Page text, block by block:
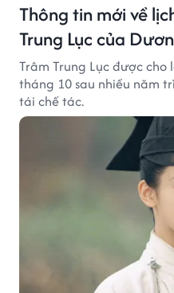
Thông tin mới về
Trung Lục của
Trâm Trung Lục được cho
tháng 10 sau nhiều năm
tái chế tác.